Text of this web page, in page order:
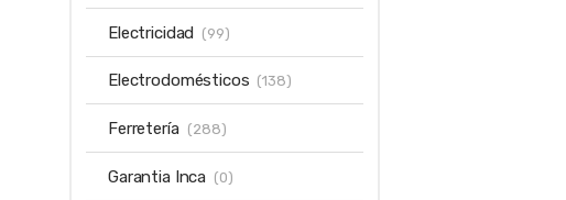
Electricidad (99)
Electrodomésticos (138)
Ferretería (288)
Garantia Inca (0)